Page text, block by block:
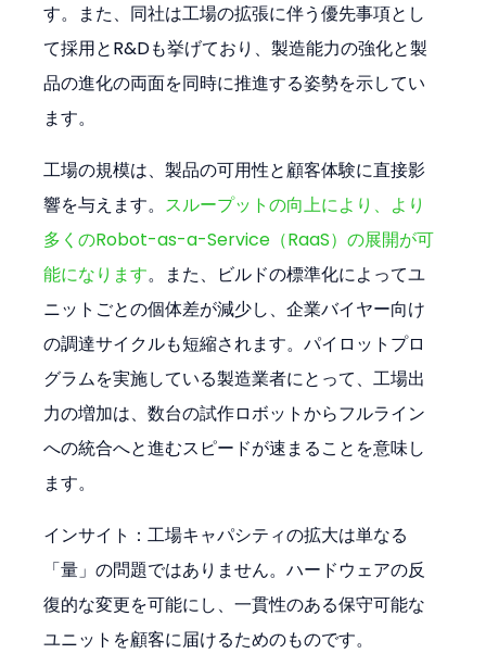
す。また、同社は工場の拡張に伴う優先事項とし
て採用とR&Dも挙げており、製造能力の強化と製
品の進化の両面を同時に推進する姿勢を示してい
ます。
工場の規模は、製品の可用性と顧客体験に直接影
響を与えます。 スループットの向上により、より
多くのRobot-as-a-Service（RaaS）の展開が可
能になります。また、ビルドの標準化によってユ
ニットごとの個体差が減少し、企業バイヤー向け
の調達サイクルも短縮されます。パイロットプロ
グラムを実施している製造業者にとって、工場出
力の増加は、数台の試作ロボットからフルライン
への統合へと進むスピードが速まることを意味し
ます。
インサイト：工場キャパシティの拡大は単なる
「量」の問題ではありません。ハードウェアの反
復的な変更を可能にし、一貫性のある保守可能な
ユニットを顧客に届けるためのものです。